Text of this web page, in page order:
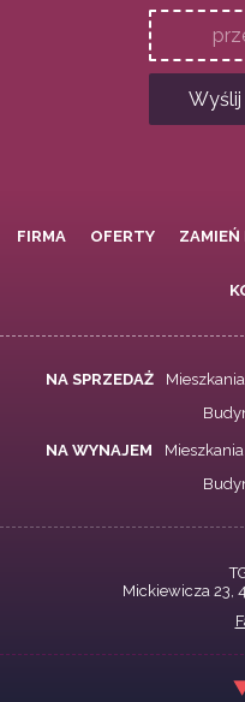
FIRMA OFERTY ZAMIEŃ
NA SPRZEDAŻ Mieszkania
NA WYNAJEM Mieszkania
Mickiewicza 23,